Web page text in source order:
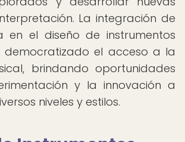
La integración de
en el diseño de instrumentos
democratizado el acceso a la
brindando oportunidades
y la innovación a
niveles y estilos.